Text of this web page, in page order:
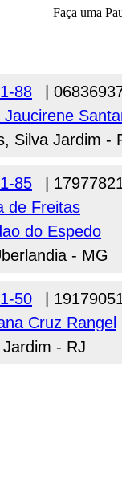
88
|
Silva Jardim -
85
|
de Freitas
do Espedo
- MG
50
|
Cruz Rangel
- RJ